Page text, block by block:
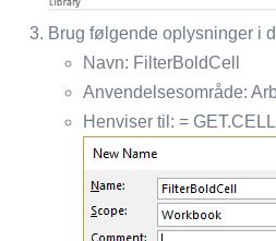
Brug følgende oplysninger i
Navn: FilterBoldCell
Anvendelsesområde:
Henviser til: =